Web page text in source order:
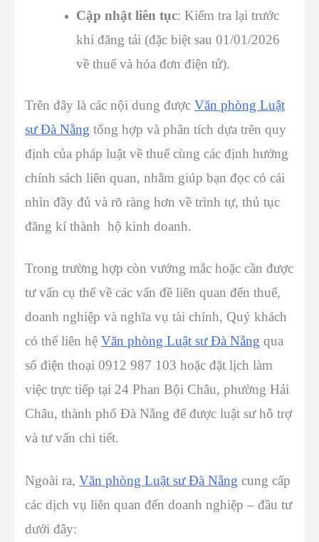
Cập nhật liên tục: Kiểm tra lại trước
khi đăng tải (đặc biệt sau 01/01/2026
về thuế và hóa đơn điện tử).
Trên đây là các nội dung được Văn phòng Luật
sư Đà Nẵng tổng hợp và phân tích dựa trên quy
định của pháp luật về thuế cùng các định hướng
chính sách liên quan, nhằm giúp bạn đọc có cái
nhìn đầy đủ và rõ ràng hơn về trình tự, thủ tục
đăng kí thành hộ kinh doanh.
Trong trường hợp còn vướng mắc hoặc cần được
tư vấn cụ thể về các vấn đề liên quan đến thuế,
doanh nghiệp và nghĩa vụ tài chính, Quý khách
có thể liên hệ Văn phòng Luật sư Đà Nẵng qua
số điện thoại 0912 987 103 hoặc đặt lịch làm
việc trực tiếp tại 24 Phan Bội Châu, phường Hải
Châu, thành phố Đà Nẵng để được luật sư hỗ trợ
và tư vấn chi tiết.
Ngoài ra, Văn phòng Luật sư Đà Nẵng cung cấp
các dịch vụ liên quan đến doanh nghiệp – đầu tư
dưới đây: